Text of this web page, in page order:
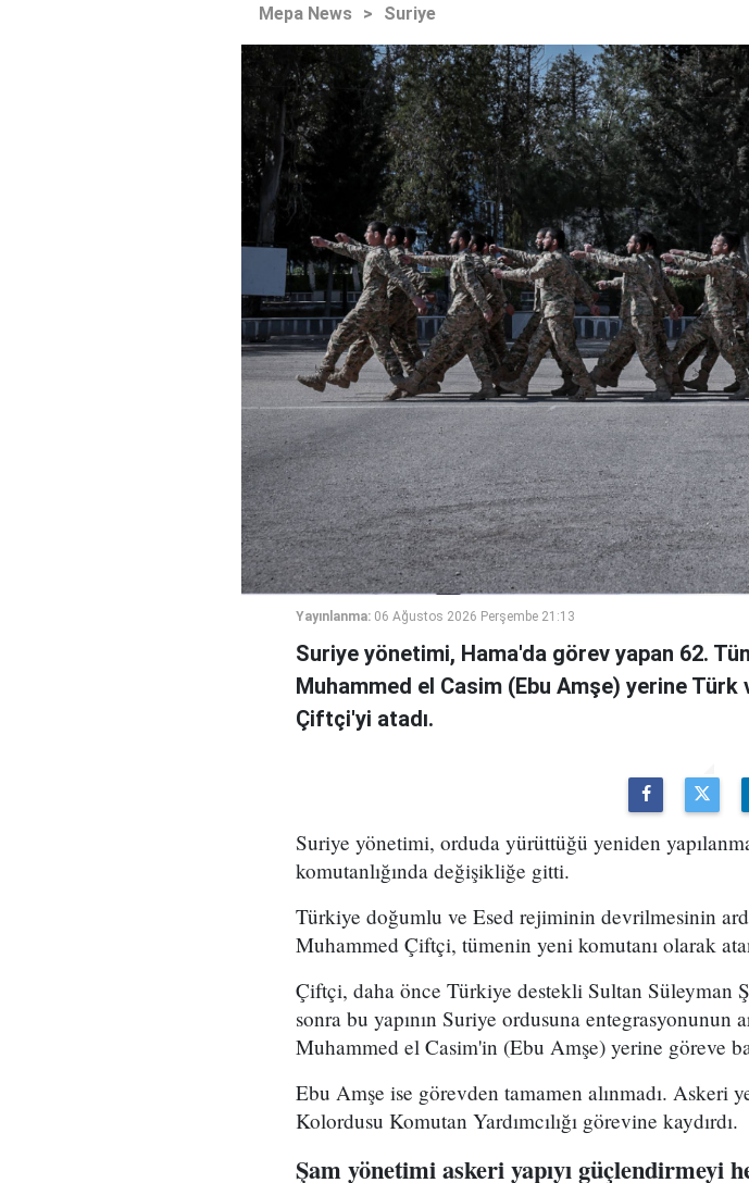
Mepa News > Suriye
Yayınlanma: 06 Ağustos 2026 Perşembe 21:13
Suriye yönetimi, Hama'da görev yapan 62.
Muhammed el Casim (Ebu Amşe) yerine
Çiftçi'yi atadı.
Suriye yönetimi, orduda yürüttüğü yeniden
komutanlığında değişikliğe gitti.
Türkiye doğumlu ve Esed rejiminin devrilmesinin
Muhammed Çiftçi, tümenin yeni komutanı olarak
Çiftçi, daha önce Türkiye destekli Sultan Süleyman
sonra bu yapının Suriye ordusuna entegrasyonunun
Muhammed el Casim'in (Ebu Amşe) yerine göreve
Ebu Amşe ise görevden tamamen alınmadı.
Kolordusu Komutan Yardımcılığı görevine kaydırdı.
Şam yönetimi askeri yapıyı güçlendirmeyi